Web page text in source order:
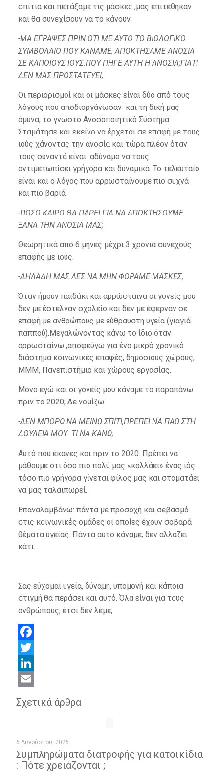
σπίτια και πετάξαμε τις μάσκες ,μας επιτέθηκαν
και θα συνεχίσουν να το κάνουν.
-ΜΑ ΕΓΡΑΨΕΣ ΠΡΙΝ ΟΤΙ ΜΕ ΑΥΤΟ ΤΟ ΒΙΟΛΟΓΙΚΟ
ΣΥΜΒΟΛΑΙΟ ΠΟΥ ΚΑΝΑΜΕ, ΑΠΟΚΤΗΣΑΜΕ ΑΝΟΣΙΑ
ΣΕ ΚΑΠΟΙΟΥΣ ΙΟΥΣ.ΠΟΥ ΠΗΓΕ ΑΥΤΗ Η ΑΝΟΣΙΑ;ΓΙΑΤΙ
ΔΕΝ ΜΑΣ ΠΡΟΣΤΑΤΕΥΕΙ;
Οι περιορισμοί και οι μάσκες είναι δύο από τους
λόγους που αποδιοργάνωσαν και τη δική μας
άμυνα, το γνωστό Ανοσοποιητικό Σύστημα.
Σταμάτησε και εκείνο να έρχεται σε επαφή με τους
ιούς χάνοντας την ανοσία και τώρα πλέον όταν
τους συναντά είναι αδύναμο να τους
αντιμετωπίσει γρήγορα και δυναμικά. Το τελευταίο
είναι και ο λόγος που αρρωσταίνουμε πιο συχνά
και πιο βαριά.
-ΠΟΣΟ ΚΑΙΡΟ ΘΑ ΠΑΡΕΙ ΓΙΑ ΝΑ ΑΠΟΚΤΗΣΟΥΜΕ
ΞΑΝΑ ΤΗΝ ΑΝΟΣΙΑ ΜΑΣ;
Θεωρητικά από 6 μήνες μέχρι 3 χρόνια συνεχούς
επαφής με ιούς.
-ΔΗΛΑΔΗ ΜΑΣ ΛΕΣ ΝΑ ΜΗΝ ΦΟΡΑΜΕ ΜΑΣΚΕΣ;
Όταν ήμουν παιδάκι και αρρώσταινα οι γονείς μου
δεν με έστελναν σχολείο και δεν με έφερναν σε
επαφή με ανθρώπους με εύθραυστη υγεία (γιαγιά
παππού).Μεγαλώνοντας κάνω το ίδιο όταν
αρρωσταίνω ,αποφεύγω για ένα μικρό χρονικό
διάστημα κοινωνικές επαφές, δημόσιους χώρους,
ΜΜΜ, Πανεπιστήμιο και χώρους εργασίας.
Μόνο εγώ και οι γονείς μου κάναμε τα παραπάνω
πριν το 2020; Δε νομίζω.
-ΔΕΝ ΜΠΟΡΩ ΝΑ ΜΕΙΝΩ ΣΠΙΤΙ,ΠΡΕΠΕΙ ΝΑ ΠΑΩ ΣΤΗ
ΔΟΥΛΕΙΑ ΜΟΥ. ΤΙ ΝΑ ΚΑΝΩ;
Αυτό που έκανες και πριν το 2020. Πρέπει να
μάθουμε ότι όσο πιο πολύ μας «κολλάει» ένας ιός
τόσο πιο γρήγορα γίνεται φίλος μας και σταματάει
να μας ταλαιπωρεί.
Επαναλαμβάνω: πάντα με προσοχή και σεβασμό
στις κοινωνικές ομάδες οι οποίες έχουν σοβαρά
θέματα υγείας. Πάντα αυτό κάναμε, δεν αλλάζει
κάτι.
Σας εύχομαι υγεία, δύναμη, υπομονή και κάποια
στιγμή θα περάσει και αυτό. Όλα είναι για τους
ανθρώπους, έτσι δεν λέμε;
Facebook
Twitter
LinkedIn
Σχετικά άρθρα
6 Αυγούστου, 2026
Συμπληρώματα διατροφής για κατοικίδια
: Πότε χρειάζονται ;